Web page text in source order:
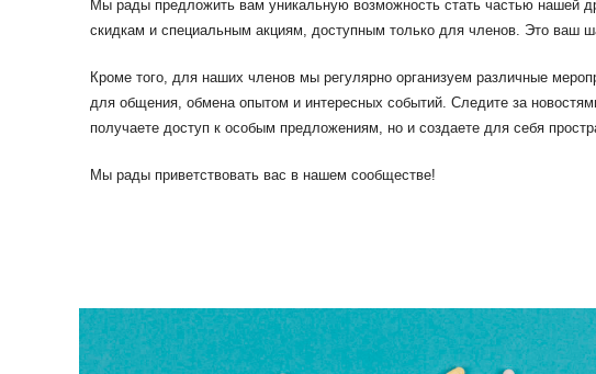
Мы рады предложить вам уникальную возможность стать частью нашей
скидкам и специальным акциям, доступным только для членов. Это ваш
Кроме того, для наших членов мы регулярно организуем различные
для общения, обмена опытом и интересных событий. Следите за
получаете доступ к особым предложениям, но и создаете для себя
Мы рады приветствовать вас в нашем сообществе!